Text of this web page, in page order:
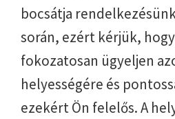
bocsátja
során, ezért kérjük,
fokozatosan ügyeljen
helyességére és
ezekért Ön felelős. A